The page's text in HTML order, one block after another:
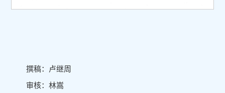
撰稿：卢继周
审核：林嵩